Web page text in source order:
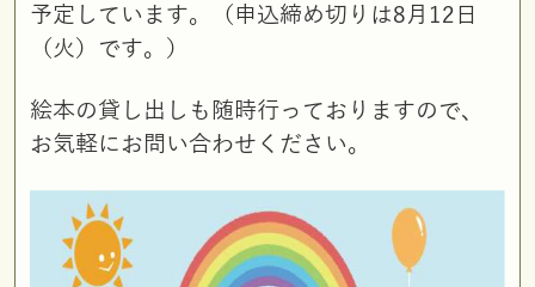
予定しています。（申込締め切りは8月12日
（火）です。）
絵本の貸し出しも随時行っておりますので、
お気軽にお問い合わせください。